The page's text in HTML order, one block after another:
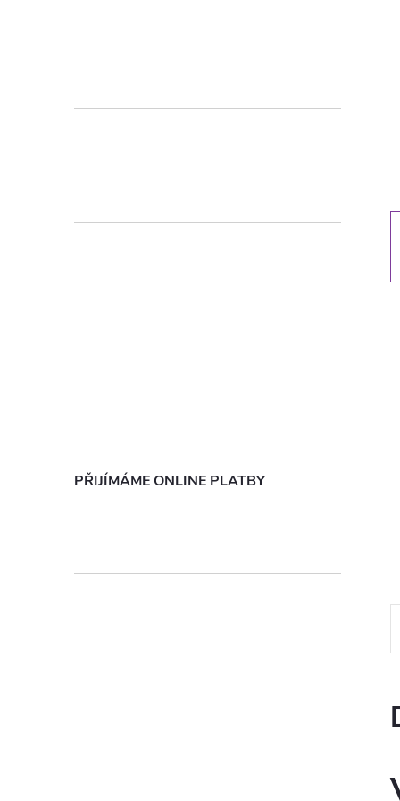
r
p
e
PŘIJÍMÁME ONLINE PLATBY